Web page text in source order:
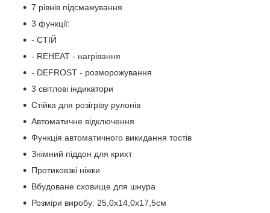
7 рівнів підсмажування
3 функції:
- СТІЙ
- REHEAT - нагрівання
- DEFROST - розморожування
3 світлові індикатори
Стійка для розігріву рулонів
Автоматичне відключення
Функція автоматичного викидання тостів
Знімний піддон для крихт
Протиковзкі ніжки
Вбудоване сховище для шнура
Розміри виробу: 25,0х14,0х17,5см